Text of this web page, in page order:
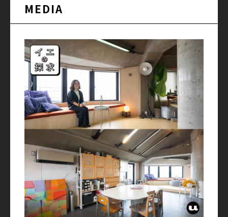
MEDIA